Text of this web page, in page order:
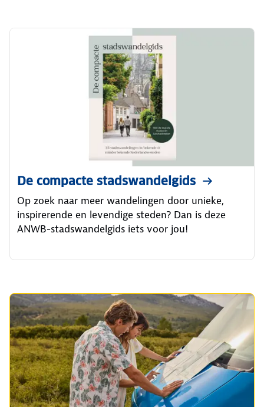
De compacte stadswandelgids
Op zoek naar meer wandelingen door unieke,
inspirerende en levendige steden? Dan is deze
ANWB-stadswandelgids iets voor jou!